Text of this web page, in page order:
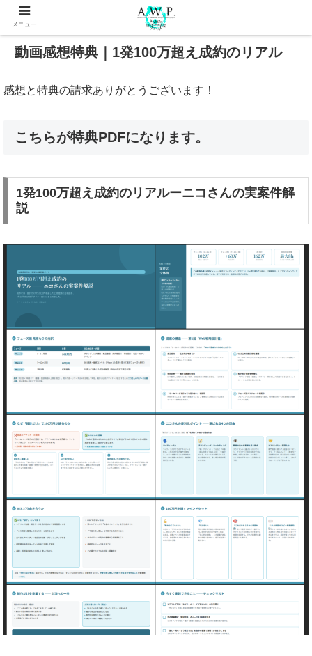
動画感想特典｜1発100万超え成約のリアル
感想と特典の請求ありがとうございます！
こちらが特典PDFになります。
1発100万超え成約のリアルーニコさんの実案件解
説
メニュー